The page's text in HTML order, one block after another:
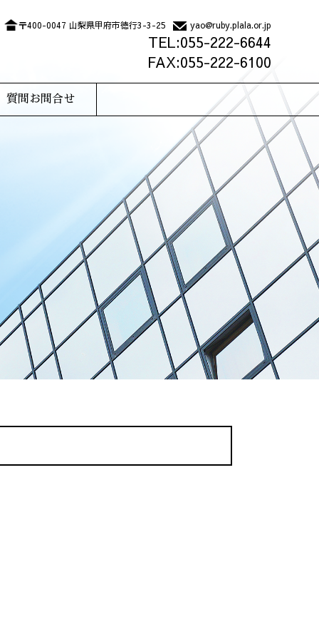
〒400-0047 山梨県甲府市徳行3-3-25 yao@ruby.plala.or.jp
TEL:055-222-6644
FAX:055-222-6100
質問お問合せ